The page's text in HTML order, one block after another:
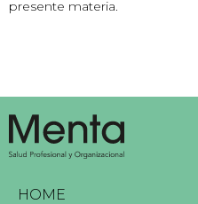
presente materia.
HOME